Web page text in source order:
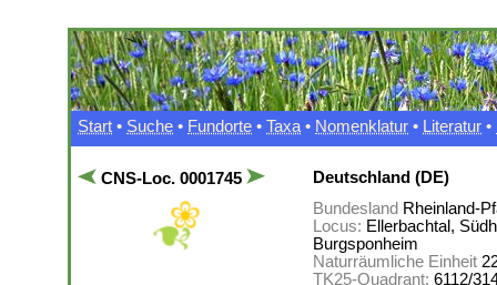
Start • Suche • Fundorte • Taxa • Nomenklatur • Literatur •
CNS-Loc. 0001745
Deutschland (DE)
Bundesland Rheinland-
Locus: Ellerbachtal,
Burgsponheim
Naturräumliche Einheit
TK25-Quadrant: 6112/